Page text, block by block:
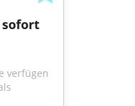
verfügen